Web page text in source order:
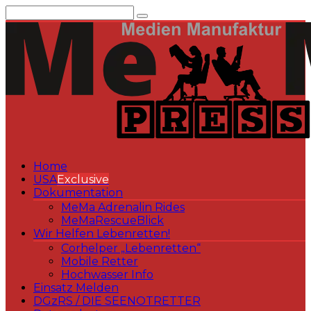
Inhalt
springen
Home
USAExclusive
Dokumentation
MeMa Adrenalin Rides
MeMaRescueBlick
Wir Helfen Lebenretten!
Corhelper „Lebenretten“
Mobile Retter
Hochwasser Info
Einsatz Melden
DGzRS / DIE SEENOTRETTER